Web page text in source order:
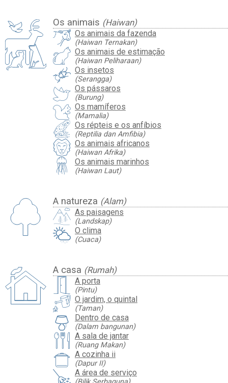
Os animais (Haiwan)
Os animais da fazenda
(Haiwan Ternakan)
Os animais de estimação
(Haiwan Peliharaan)
Os insetos
(Serangga)
Os pássaros
(Burung)
Os mamíferos
(Mamalia)
Os répteis e os anfíbios
(Reptilia dan Amfibia)
Os animais africanos
(Haiwan Afrika)
Os animais marinhos
(Haiwan Laut)
A natureza (Alam)
As paisagens
(Landskap)
O clima
(Cuaca)
A casa (Rumah)
A porta
(Pintu)
O jardim, o quintal
(Taman)
Dentro de casa
(Dalam bangunan)
A sala de jantar
(Ruang Makan)
A cozinha ii
(Dapur II)
A área de serviço